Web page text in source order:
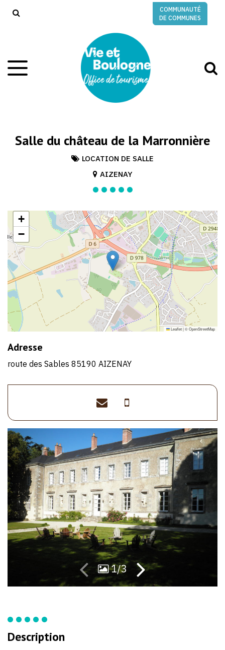
COMMUNAUTÉ
DE COMMUNES
Aller
à
Salle du château de la Marronnière
LOCATION DE SALLE
AIZENAY
+
−
Leaflet|©OpenStreetMap
Adresse
route des Sables 85190 AIZENAY
>06
18
60
43
31
1/3
Description